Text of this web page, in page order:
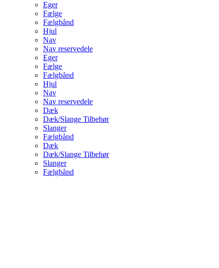
Eger
Fælge
Fælgbånd
Hjul
Nav
Nav reservedele
Eger
Fælge
Fælgbånd
Hjul
Nav
Nav reservedele
Dæk
Dæk/Slange Tilbehør
Slanger
Fælgbånd
Dæk
Dæk/Slange Tilbehør
Slanger
Fælgbånd